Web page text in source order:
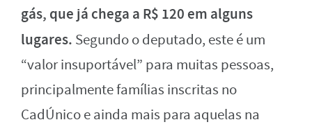
gás, que já chega a R$ 120 em alguns
lugares. Segundo o deputado, este é um
“valor insuportável” para muitas pessoas,
principalmente famílias inscritas no
CadÚnico e ainda mais para aquelas na